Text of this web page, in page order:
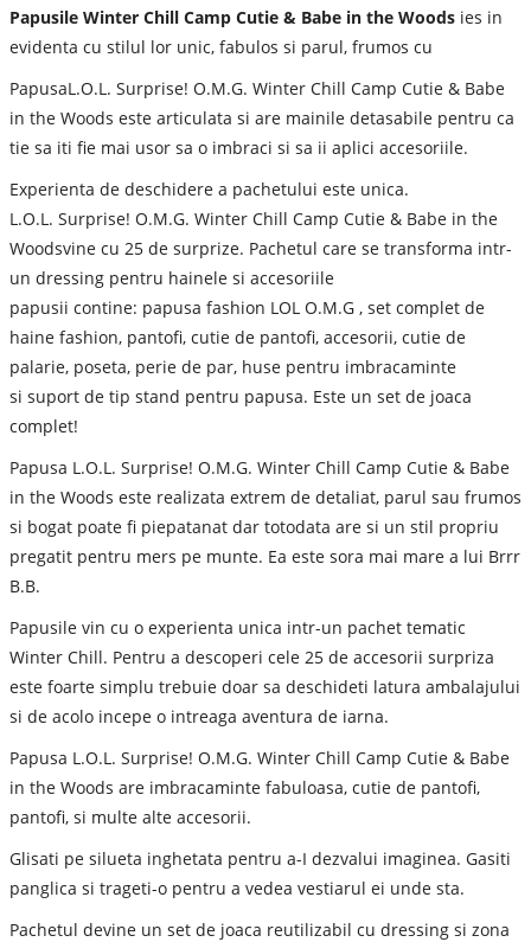
Papusile Winter Chill Camp Cutie & Babe in the Woods ies in
evidenta cu stilul lor unic, fabulos si parul, frumos cu
PapusaL.O.L. Surprise! O.M.G. Winter Chill Camp Cutie & Babe
in the Woods este articulata si are mainile detasabile pentru ca
tie sa iti fie mai usor sa o imbraci si sa ii aplici accesoriile.
Experienta de deschidere a pachetului este unica.
L.O.L. Surprise! O.M.G. Winter Chill Camp Cutie & Babe in the
Woodsvine cu 25 de surprize. Pachetul care se transforma intr-
un dressing pentru hainele si accesoriile
papusii contine: papusa fashion LOL O.M.G , set complet de
haine fashion, pantofi, cutie de pantofi, accesorii, cutie de
palarie, poseta, perie de par, huse pentru imbracaminte
si suport de tip stand pentru papusa. Este un set de joaca
complet!
Papusa L.O.L. Surprise! O.M.G. Winter Chill Camp Cutie & Babe
in the Woods este realizata extrem de detaliat, parul sau frumos
si bogat poate fi piepatanat dar totodata are si un stil propriu
pregatit pentru mers pe munte. Ea este sora mai mare a lui Brrr
B.B.
Papusile vin cu o experienta unica intr-un pachet tematic
Winter Chill. Pentru a descoperi cele 25 de accesorii surpriza
este foarte simplu trebuie doar sa deschideti latura ambalajului
si de acolo incepe o intreaga aventura de iarna.
Papusa L.O.L. Surprise! O.M.G. Winter Chill Camp Cutie & Babe
in the Woods are imbracaminte fabuloasa, cutie de pantofi,
pantofi, si multe alte accesorii.
Glisati pe silueta inghetata pentru a-I dezvalui imaginea. Gasiti
panglica si trageti-o pentru a vedea vestiarul ei unde sta.
Pachetul devine un set de joaca reutilizabil cu dressing si zona